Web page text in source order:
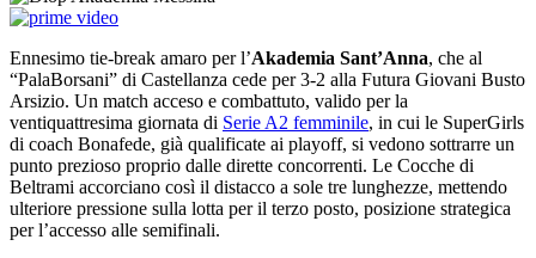
Ennesimo tie-break amaro per l’Akademia Sant’Anna, che al
“PalaBorsani” di Castellanza cede per 3-2 alla Futura Giovani Busto
Arsizio. Un match acceso e combattuto, valido per la
ventiquattresima giornata di Serie A2 femminile, in cui le SuperGirls
di coach Bonafede, già qualificate ai playoff, si vedono sottrarre un
punto prezioso proprio dalle dirette concorrenti. Le Cocche di
Beltrami accorciano così il distacco a sole tre lunghezze, mettendo
ulteriore pressione sulla lotta per il terzo posto, posizione strategica
per l’accesso alle semifinali.